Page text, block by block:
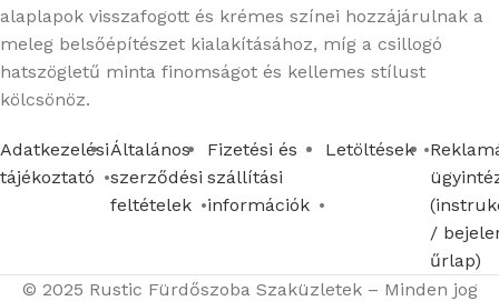
alaplapok visszafogott és krémes színei hozzájárulnak a
meleg belsőépítészet kialakításához, míg a csillogó
hatszögletű minta finomságot és kellemes stílust
kölcsönöz.
Adatkezelési
tájékoztató
Általános
szerződési
feltételek
Fizetési és
szállítási
információk
Letöltések
/
űrlap)
© 2025 Rustic Fürdőszoba Szaküzletek – Minden jog